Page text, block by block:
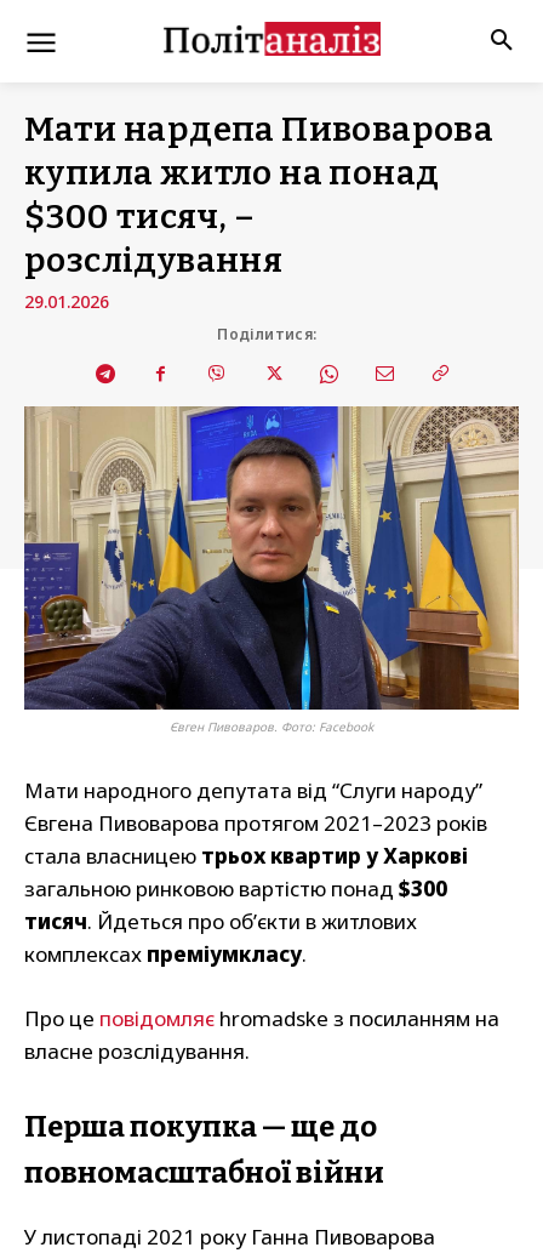
Мати нардепа Пивоварова
купила житло на понад
$300 тисяч, –
розслідування
29.01.2026
Поділитися:
Євген Пивоваров. Фото: Facebook
Мати народного депутата від “Слуги народу”
Євгена Пивоварова протягом 2021–2023 років
стала власницею трьох квартир у Харкові
загальною ринковою вартістю понад $300
тисяч. Йдеться про об’єкти в житлових
комплексах преміумкласу.
Про це повідомляє hromadske з посиланням на
власне розслідування.
Перша покупка — ще до
повномасштабної війни
У листопаді 2021 року Ганна Пивоварова